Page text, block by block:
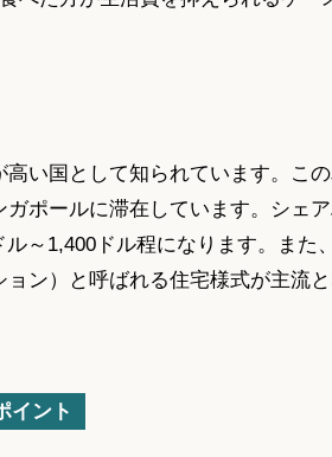
高い国として知られています。こ
ガポールに滞在しています。シェ
～1,400ドル程になります。また
ョン）と呼ばれる住宅様式が主流
イント